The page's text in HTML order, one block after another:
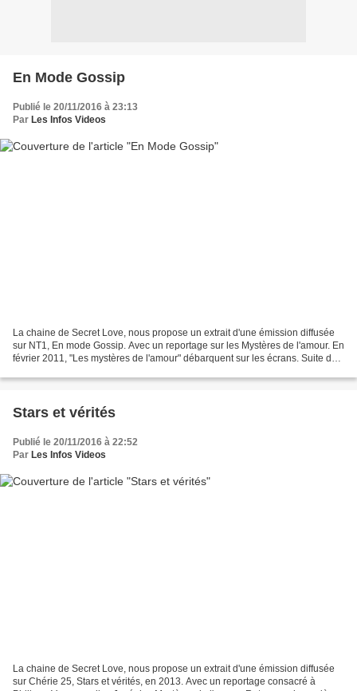
En Mode Gossip
Publié le 20/11/2016 à 23:13
Par Les Infos Videos
La chaine de Secret Love, nous propose un extrait d'une émission diffusée
sur NT1, En mode Gossip. Avec un reportage sur les Mystères de l'amour. En
février 2011, "Les mystères de l'amour" débarquent sur les écrans. Suite de
Stars et vérités
Publié le 20/11/2016 à 22:52
Par Les Infos Videos
La chaine de Secret Love, nous propose un extrait d'une émission diffusée
sur Chérie 25, Stars et vérités, en 2013. Avec un reportage consacré à